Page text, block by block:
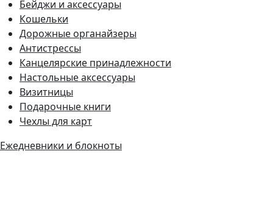
Бейджи и аксессуары
Кошельки
Дорожные органайзеры
Антистрессы
Канцелярские принадлежности
Настольные аксессуары
Визитницы
Подарочные книги
Чехлы для карт
Ежедневники и блокноты